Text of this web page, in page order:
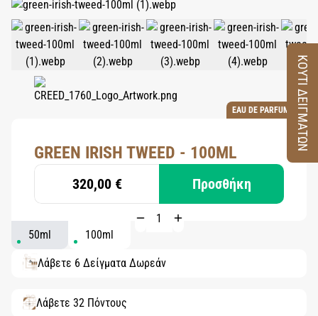
EAU DE PARFUM
GREEN IRISH TWEED - 100ML
320,00 € Προσθήκη
50ml 100ml
Λάβετε 6 Δείγματα Δωρεάν
Λάβετε 32 Πόντους
ΚΟΥΤΙ ΔΕΙΓΜΑΤΩΝ